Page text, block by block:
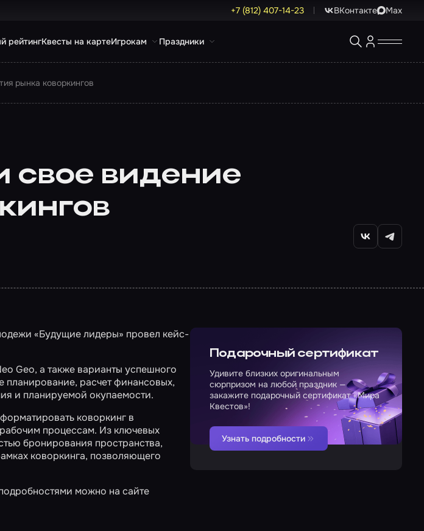
+7 (812) 407-14-23 ВКонтакте Max
рейтингКвесты на картеИгрокам Праздники
рынка коворкингов
видение
«Будущие лидеры» провел кейс-
Geo, а также варианты успешного
планирование, расчет финансовых,
и планируемой окупаемости.
коворкинг в
процессам. Из ключевых
бронирования пространства,
коворкинга, позволяющего
можно на сайте
Подарочный сертификат
Удивите близких оригинальным
сюрпризом на любой праздник —
закажите подарочный сертификат «Мира
Квестов»!
Узнать подробности